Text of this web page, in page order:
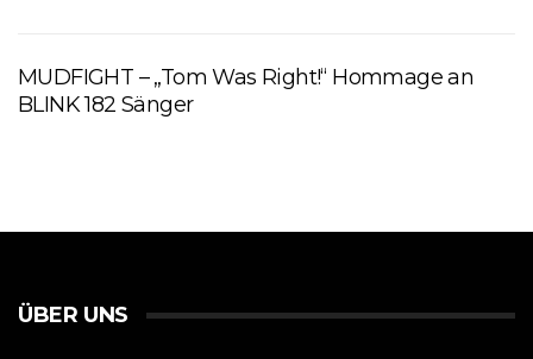
MUDFIGHT – „Tom Was Right!“ Hommage an
BLINK 182 Sänger
ÜBER UNS